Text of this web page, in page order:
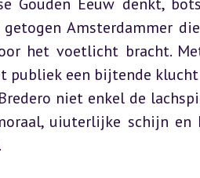
Amsterdammer
het voetlicht bracht.
publiek een bijtende
niet enkel de
uiuterlijke schijn en